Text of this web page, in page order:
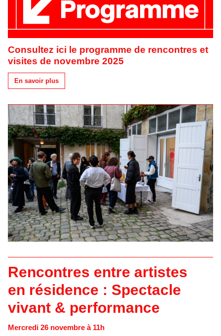
Consultez ici le programme de rencontres et
visites de novembre 2025
En savoir plus
Rencontres entre artistes
en résidence : Spectacle
vivant & performance
Mercredi 26 novembre à 11h